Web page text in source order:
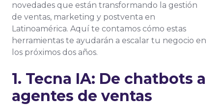
novedades que están transformando la gestión
de ventas, marketing y postventa en
Latinoamérica. Aquí te contamos cómo estas
herramientas te ayudarán a escalar tu negocio en
los próximos dos años.
1. Tecna IA: De chatbots a
agentes de ventas